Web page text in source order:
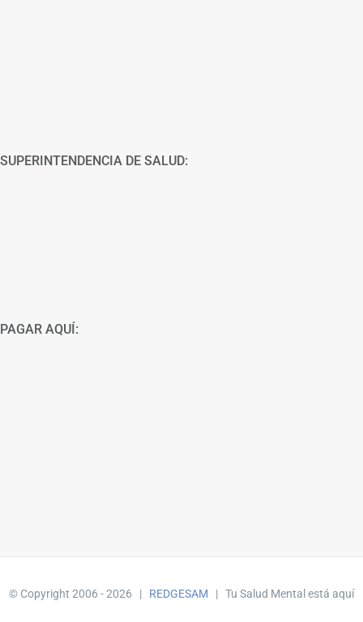
SUPERINTENDENCIA DE SALUD:
PAGAR AQUÍ:
© Copyright 2006 -2026 | REDGESAM | Tu Salud Mental está aquí